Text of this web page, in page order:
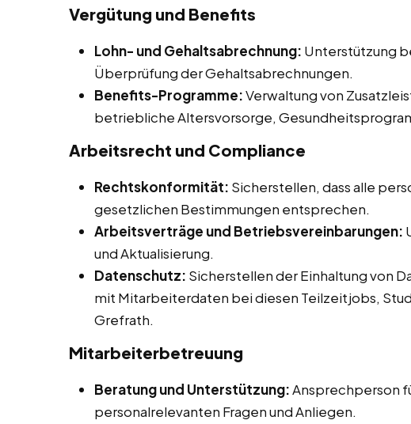
Vergütung und Benefits
Lohn- und Gehaltsabrechnung: Unterstützung
Überprüfung der Gehaltsabrechnungen.
Benefits-Programme:Verwaltung von
betriebliche Altersvorsorge,
Arbeitsrecht und Compliance
Rechtskonformität: Sicherstellen, dass alle
gesetzlichen Bestimmungen entsprechen.
Arbeitsverträge und Betriebsvereinbarungen:
und Aktualisierung.
Datenschutz: Sicherstellen der Einhaltung von
mit Mitarbeiterdaten bei diesen Teilzeitjobs,
Grefrath.
Mitarbeiterbetreuung
Beratung und Unterstützung:Ansprechperson
personalrelevanten Fragen und Anliegen.